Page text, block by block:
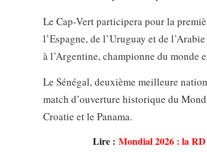
Le Cap-Vert participera pour la
l’Espagne, de l’Uruguay et de
à l’Argentine, championne du monde
Le Sénégal, deuxième meilleure
match d’ouverture historique du
Croatie et le Panama.
Lire : Mondial 2026 : la